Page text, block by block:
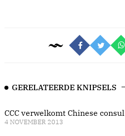
GERELATEERDE KNIPSELS
CCC verwelkomt Chinese consul
4 NOVEMBER 2013